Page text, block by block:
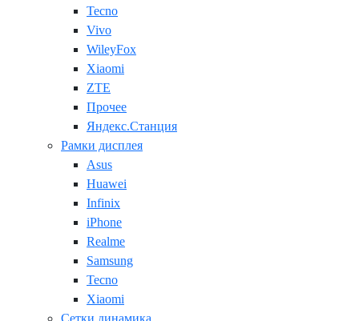
Tecno
Vivo
WileyFox
Xiaomi
ZTE
Прочее
Яндекс.Станция
Рамки дисплея
Asus
Huawei
Infinix
iPhone
Realme
Samsung
Tecno
Xiaomi